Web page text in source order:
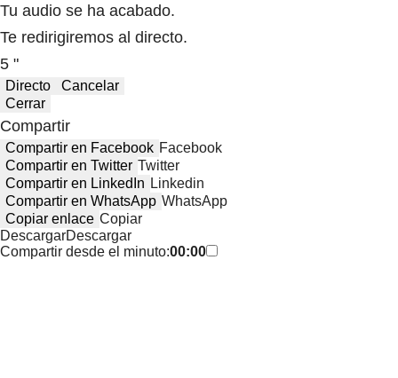
Tu audio se ha acabado.
Te redirigiremos al directo.
5 "
Directo
Cancelar
Cerrar
Compartir
Compartir en Facebook Facebook
Compartir en Twitter Twitter
Compartir en LinkedIn Linkedin
Compartir en WhatsApp WhatsApp
Copiar enlace Copiar
DescargarDescargar
Compartir desde el minuto:00:00